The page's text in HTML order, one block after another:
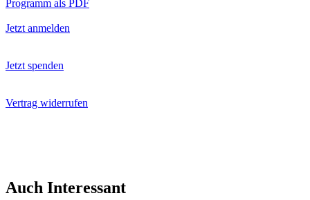
Programm als PDF
Jetzt anmelden
Jetzt spenden
Vertrag widerrufen
Auch Interessant